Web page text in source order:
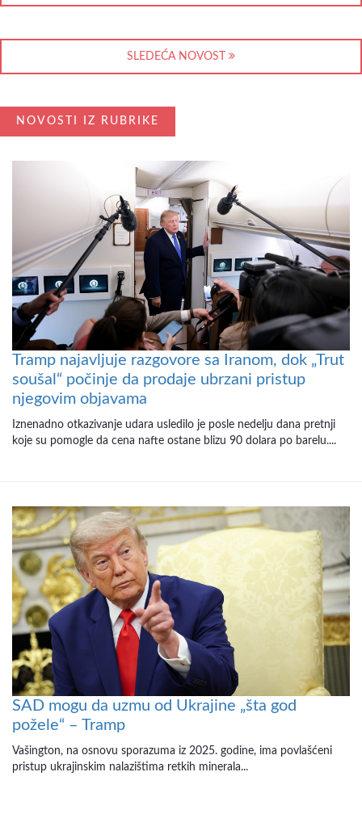
SLEDEĆA NOVOST
NOVOSTI IZ RUBRIKE
Tramp najavljuje razgovore sa Iranom, dok „Trut
soušal“ počinje da prodaje ubrzani pristup
njegovim objavama
Iznenadno otkazivanje udara usledilo je posle nedelju dana pretnji
koje su pomogle da cena nafte ostane blizu 90 dolara po barelu....
SAD mogu da uzmu od Ukrajine „šta god
požele“ – Tramp
Vašington, na osnovu sporazuma iz 2025. godine, ima povlašćeni
pristup ukrajinskim nalazištima retkih minerala...